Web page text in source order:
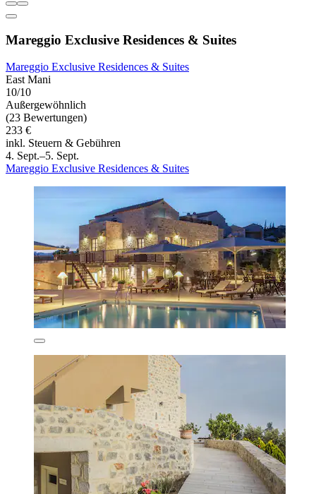
Mareggio Exclusive Residences & Suites
Mareggio Exclusive Residences & Suites
East Mani
10/10
Außergewöhnlich
(23 Bewertungen)
233 €
inkl. Steuern & Gebühren
4. Sept.–5. Sept.
Mareggio Exclusive Residences & Suites